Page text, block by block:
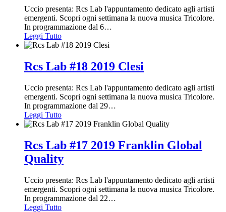
Uccio presenta: Rcs Lab l'appuntamento dedicato agli artisti
emergenti. Scopri ogni settimana la nuova musica Tricolore.
In programmazione dal 6…
Leggi Tutto
Rcs Lab #18 2019 Clesi
Uccio presenta: Rcs Lab l'appuntamento dedicato agli artisti
emergenti. Scopri ogni settimana la nuova musica Tricolore.
In programmazione dal 29…
Leggi Tutto
Rcs Lab #17 2019 Franklin Global
Quality
Uccio presenta: Rcs Lab l'appuntamento dedicato agli artisti
emergenti. Scopri ogni settimana la nuova musica Tricolore.
In programmazione dal 22…
Leggi Tutto